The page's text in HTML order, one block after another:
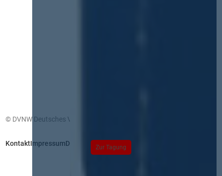
Zur Tagung
© DVNW Deutsches Vergabenetzwerk GmbH
KontaktImpressumDatenschutz